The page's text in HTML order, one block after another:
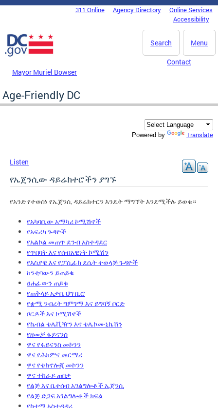
Skip to main content
DC Agency Top Menu311 Online Agency Directory
Online Services
Accessibility
Menu
Search
Mayor Muriel Bowser
Contact
Age-Friendly DC
Powered by Translate
Listen
የኤጀንሲው ዳይሬክተሮችን ያግኙ
የአንድ የተወሰነ የኤጀንሲ ዳይሬክተርን እንዴት ማግኘት እንደሚችሉ ይወቁ።
የአካባቢው አማካሪ ኮሚሽኖች
የአፍሪካ ጉዳዮች
የአልኮል መጠጥ ደንብ አስተዳደር
የጥበባት እና የሰብአዊነት ኮሚሽን
የእስያዊ እና የፓሲፊክ ደሴት ተወላጅ ጉዳዮች
ከንቲባውን ይጠይቁ
ፀሐፊውን ጠይቁ
የጠቅላይ አቃቤ ህግ ቢሮ
የቋሚ ንብረት ግምገማ እና ይግባኝ ቦርድ
ቦርዶች እና ኮሚሽኖች
የኬብል ቴሌቪዥን እና ቴሌኮሙኒኬሽን
የዘመቻ ፋይናንስ
ዋና የፋይናንስ መኮንን
ዋና የሕክምና መርማሪ
ዋና የቴክኖሎጂ መኮንን
ዋና ተከራይ ጠበቃ
የልጅ እና ቤተሰብ አገልግሎቶች ኤጀንሲ
የልጅ ድጋፍ አገልግሎቶች ክፍል
የከተማ አስተዳዳሪ